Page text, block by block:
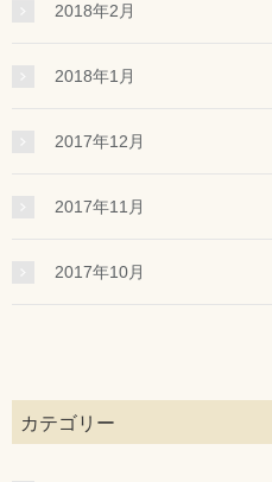
2018年2月
2018年1月
2017年12月
2017年11月
2017年10月
カテゴリー